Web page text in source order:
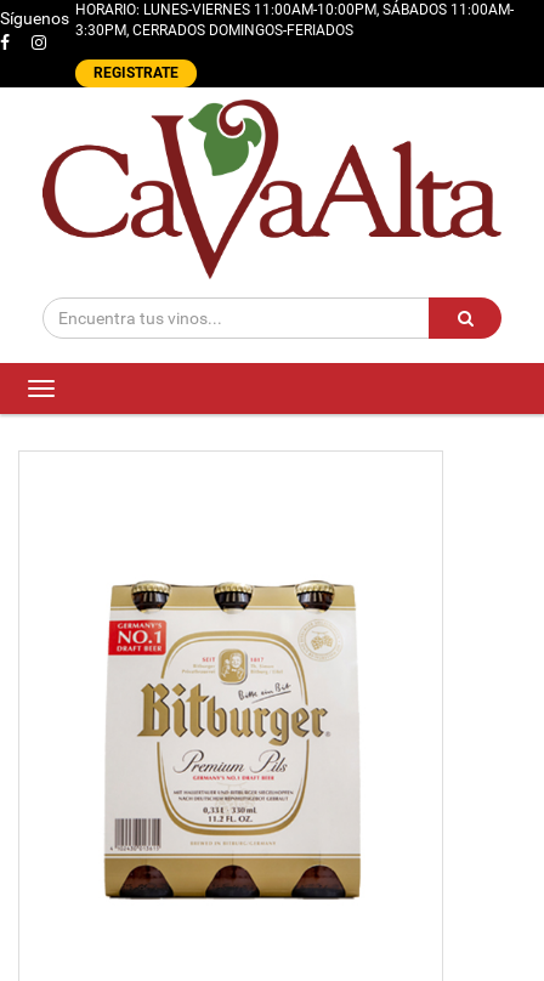
Síguenos HORARIO: LUNES-VIERNES 11:00AM-10:00PM, SÁBADOS 11:00AM-
3:30PM, CERRADOS DOMINGOS-FERIADOS
REGISTRATE
Toggle
navigation